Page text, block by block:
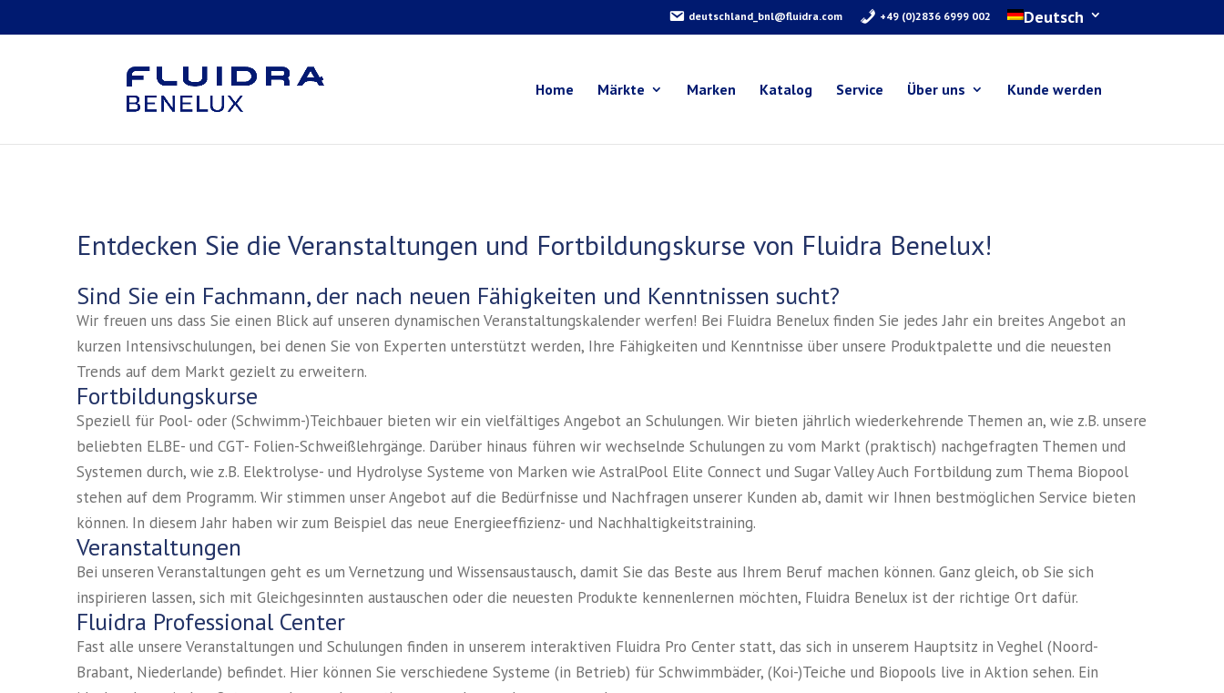
deutschland_bnl@fluidra.com +49 (0)2836 6999 002 Deutsch
Home Märkte Marken Katalog Service Über uns Kunde werden
Entdecken Sie die Veranstaltungen und Fortbildungskurse von Fluidra Benelux!
Sind Sie ein Fachmann, der nach neuen Fähigkeiten und Kenntnissen sucht?
Wir freuen uns dass Sie einen Blick auf unseren dynamischen Veranstaltungskalender werfen! Bei Fluidra Benelux finden Sie jedes Jahr ein breites Angebot an
kurzen Intensivschulungen, bei denen Sie von Experten unterstützt werden, Ihre Fähigkeiten und Kenntnisse über unsere Produktpalette und die neuesten
Trends auf dem Markt gezielt zu erweitern.
Fortbildungskurse
Speziell für Pool- oder (Schwimm-)Teichbauer bieten wir ein vielfältiges Angebot an Schulungen. Wir bieten jährlich wiederkehrende Themen an, wie z.B. unsere
beliebten ELBE- und CGT- Folien-Schweißlehrgänge. Darüber hinaus führen wir wechselnde Schulungen zu vom Markt (praktisch) nachgefragten Themen und
Systemen durch, wie z.B. Elektrolyse- und Hydrolyse Systeme von Marken wie AstralPool Elite Connect und Sugar Valley Auch Fortbildung zum Thema Biopool
stehen auf dem Programm. Wir stimmen unser Angebot auf die Bedürfnisse und Nachfragen unserer Kunden ab, damit wir Ihnen bestmöglichen Service bieten
können. In diesem Jahr haben wir zum Beispiel das neue Energieeffizienz- und Nachhaltigkeitstraining.
Veranstaltungen
Bei unseren Veranstaltungen geht es um Vernetzung und Wissensaustausch, damit Sie das Beste aus Ihrem Beruf machen können. Ganz gleich, ob Sie sich
inspirieren lassen, sich mit Gleichgesinnten austauschen oder die neuesten Produkte kennenlernen möchten, Fluidra Benelux ist der richtige Ort dafür.
Fluidra Professional Center
Fast alle unsere Veranstaltungen und Schulungen finden in unserem interaktiven Fluidra Pro Center statt, das sich in unserem Hauptsitz in Veghel (Noord-
Brabant, Niederlande) befindet. Hier können Sie verschiedene Systeme (in Betrieb) für Schwimmbäder, (Koi-)Teiche und Biopools live in Aktion sehen. Ein